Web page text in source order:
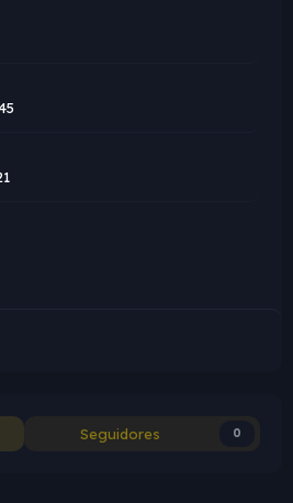
Seguidores 0